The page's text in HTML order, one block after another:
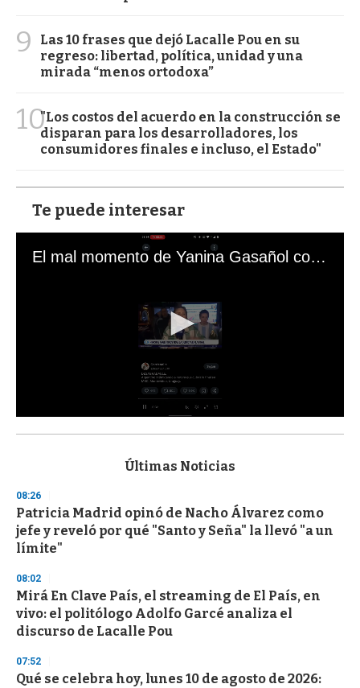
9
Las 10 frases que dejó Lacalle Pou en su
regreso: libertad, política, unidad y una
mirada “menos ortodoxa”
10"Los costos del acuerdo en la construcción se
disparan para los desarrolladores, los
consumidores finales e incluso, el Estado"
Te puede interesar
El mal momento de Yanina Gasañol con un hincha argentino en "Subrayado"
s
d
s
o
f
3
s
e
c
o
n
Últimas Noticias
08:26
Patricia Madrid opinó de Nacho Álvarez como
jefe y reveló por qué "Santo y Seña" la llevó "a un
límite"
08:02
Mirá En Clave País, el streaming de El País, en
vivo: el politólogo Adolfo Garcé analiza el
discurso de Lacalle Pou
07:52
Qué se celebra hoy, lunes 10 de agosto de 2026: